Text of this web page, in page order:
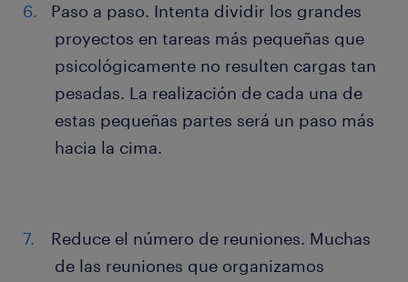
Paso a paso. Intenta dividir los grandes
proyectos en tareas más pequeñas que
psicológicamente no resulten cargas tan
pesadas. La realización de cada una de
estas pequeñas partes será un paso más
hacia la cima.
Reduce el número de reuniones. Muchas
de las reuniones que organizamos